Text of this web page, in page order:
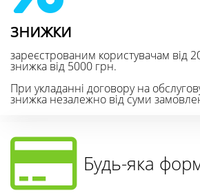
знижки
зареєстрованим користувачам від
знижка від 5000 грн.
При укладанні договору на
знижка незалежно від суми
Будь-яка